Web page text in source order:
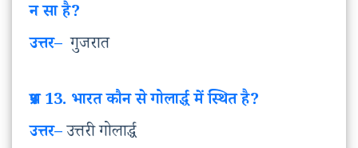
नसाहै?
उत्तर– गुजरात
प्रश्न13. भारतकौनसेगोलार्द्धमेंस्थितहै?
उत्तर–उत्तरी गोलार्द्ध